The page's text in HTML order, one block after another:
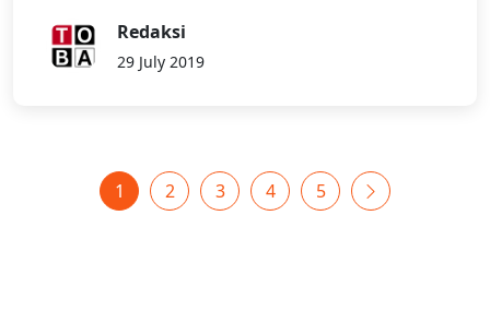
Redaksi
29 July 2019
1 2 3 4 5